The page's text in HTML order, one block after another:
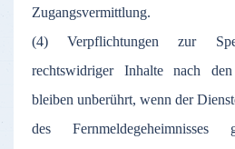
Zugangsvermittlung.
(4) Verpflichtungen zur
rechtswidriger Inhalte nach den
bleiben unberührt, wenn der
des